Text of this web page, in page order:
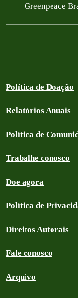
Greenpeace
Política de Doação
Relatórios Anuais
Política de
Trabalhe conosco
Doe agora
Política de
Direitos Autorais
Fale conosco
Arquivo